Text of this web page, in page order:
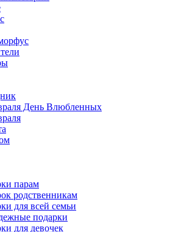
День Влюбленных
парам
родственникам
для всей семьи
подарки
для девочек